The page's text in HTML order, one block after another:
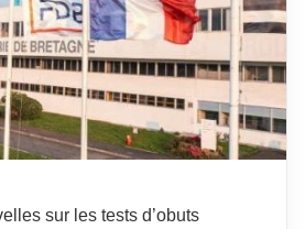
sur les tests d’obuts